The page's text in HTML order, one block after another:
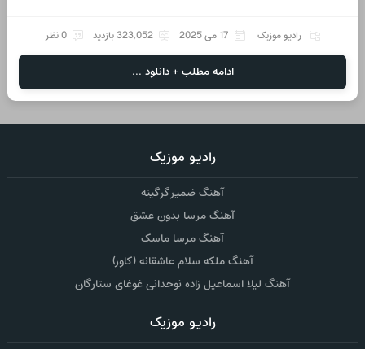
رادیو موزیک 17 می 2025 323,052 بازدید 0 نظر
ادامه مطلب + دانلود ...
رادیو موزیک
آهنگ ضمیر گرگینه
آهنگ مرسا بدون عشق
آهنگ مرسا ماسک
آهنگ ملکه سلام عاشقانه (کاور)
آهنگ لیلا اسماعیل زاده نوحدانی غوغای ستارگان
رادیو موزیک